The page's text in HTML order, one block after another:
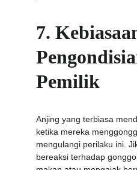
7.
Pemilik
Anjing yang terbiasa
ketika mereka
mengulangi perilaku ini.
bereaksi terhadap